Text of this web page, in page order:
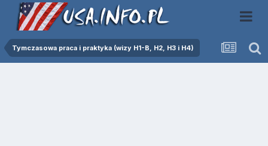
Tymczasowa praca i praktyka (wizy H1-B, H2, H3 i H4)